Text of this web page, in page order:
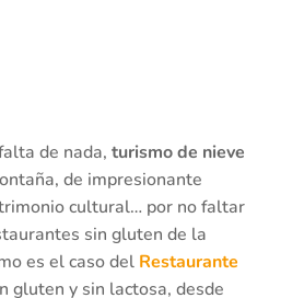
de nada, turismo de nieve
de impresionante
cultural… por no faltar
sin gluten de la
es el caso del Restaurante
gluten y sin lactosa, desde